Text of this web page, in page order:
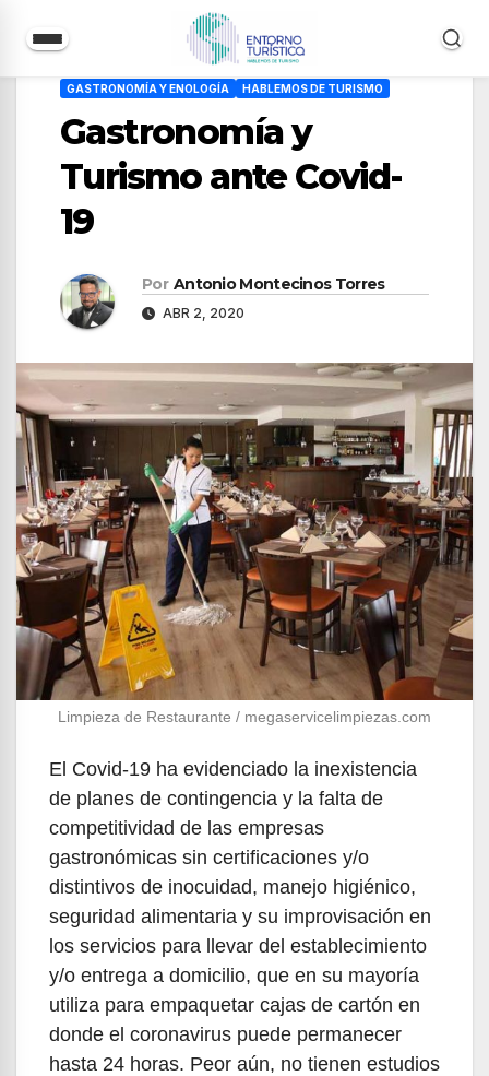
contenido
GASTRONOMÍA Y ENOLOGÍA HABLEMOS DE TURISMO
Gastronomía y
Turismo ante Covid-
19
Por Antonio Montecinos Torres
ABR 2, 2020
Limpieza de Restaurante / megaservicelimpiezas.com
El Covid-19 ha evidenciado la inexistencia
de planes de contingencia y la falta de
competitividad de las empresas
gastronómicas sin certificaciones y/o
distintivos de inocuidad, manejo higiénico,
seguridad alimentaria y su improvisación en
los servicios para llevar del establecimiento
y/o entrega a domicilio, que en su mayoría
utiliza para empaquetar cajas de cartón en
donde el coronavirus puede permanecer
hasta 24 horas. Peor aún, no tienen estudios